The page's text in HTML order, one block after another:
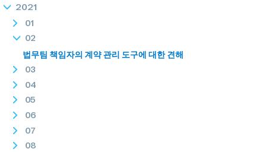
2021
01
02
법무팀 책임자의 계약 관리 도구에 대한 견해
03
04
05
06
07
08